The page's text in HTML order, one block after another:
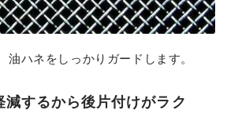
油ハネをしっかりガードします。
するから後片付けがラク